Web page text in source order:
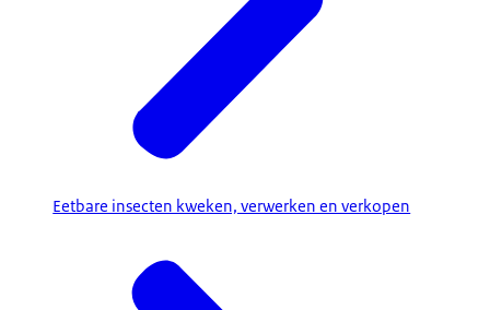
Eetbare insecten kweken, verwerken en verkopen